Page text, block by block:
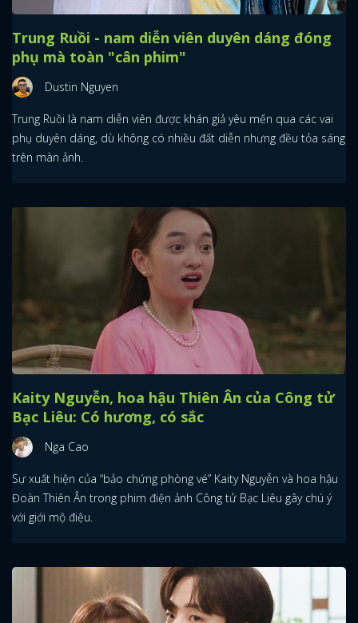
Trung Ruồi - nam diễn viên duyên dáng đóng
phụ mà toàn "cân phim"
Dustin Nguyen
Trung Ruồi là nam diễn viên được khán giả yêu mến qua các vai
phụ duyên dáng, dù không có nhiều đất diễn nhưng đều tỏa sáng
trên màn ảnh.
Kaity Nguyễn, hoa hậu Thiên Ân của Công tử
Bạc Liêu: Có hương, có sắc
Nga Cao
Sự xuất hiện của “bảo chứng phòng vé” Kaity Nguyễn và hoa hậu
Đoàn Thiên Ân trong phim điện ảnh Công tử Bạc Liêu gây chú ý
với giới mộ điệu.